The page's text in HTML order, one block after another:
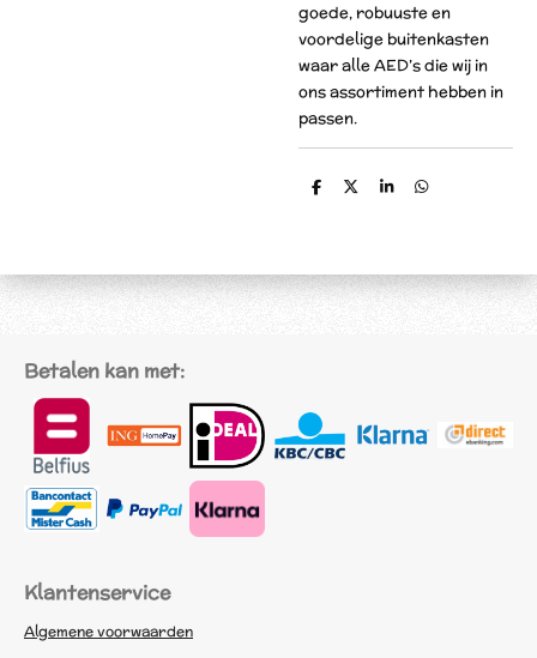
goede, robuuste en
voordelige buitenkasten
waar alleAED’s die wij in
ons assortiment hebben in
passen.
D
D
S
D
Betalen kan met:
Klantenservice
Algemene voorwaarden